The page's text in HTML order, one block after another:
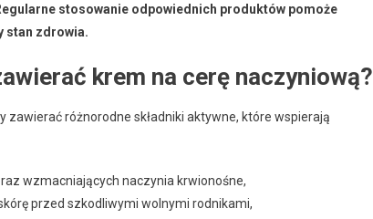
stosowanie odpowiednich produktów pomoże
stan zdrowia.
krem na cerę naczyniową?
zawierać różnorodne składniki aktywne, które wspierają
wzmacniających naczynia krwionośne,
przed szkodliwymi wolnymi rodnikami,